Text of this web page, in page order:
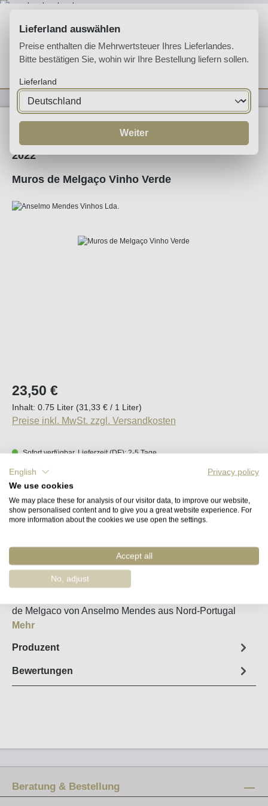
Du hast 0
Weine
2022
Muros de Melgaço Vinho Verde
Bildergalerie überspringen
Regulärer Preis:
23,50 €
Inhalt: 0.75 Liter (31,33 € / 1 Liter)
Preise inkl. MwSt. zzgl. Versandkosten
Sofort verfügbar, Lieferzeit (DE): 2-5 Tage
Produkt Anzahl: Gib den gewünschten
Steckbrief
de Melgaco von Anselmo Mendes aus Nord-Portugal
Mehr
Produzent
Bewertungen
Beratung & Bestellung
Lieferland auswählen
Preise enthalten die Mehrwertsteuer Ihres Lieferlandes.
Bitte bestätigen Sie, wohin wir Ihre Bestellung liefern sollen.
Lieferland
Weiter
English
Privacy policy
We use cookies
We may place these for analysis of our visitor data, to improve our website,
show personalised content and to give you a great website experience. For
more information about the cookies we use open the settings.
Accept all
No, adjust